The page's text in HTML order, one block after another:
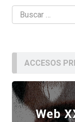
Buscar:
ACCESOS